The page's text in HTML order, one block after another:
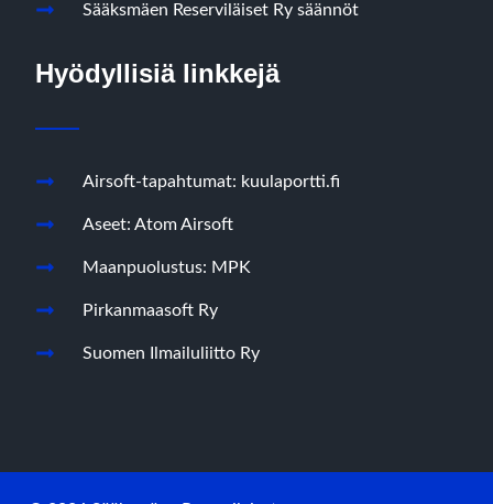
Sääksmäen Reserviläiset Ry säännöt
Hyödyllisiä linkkejä
Airsoft-tapahtumat: kuulaportti.fi
Aseet: Atom Airsoft
Maanpuolustus: MPK
Pirkanmaasoft Ry
Suomen Ilmailuliitto Ry